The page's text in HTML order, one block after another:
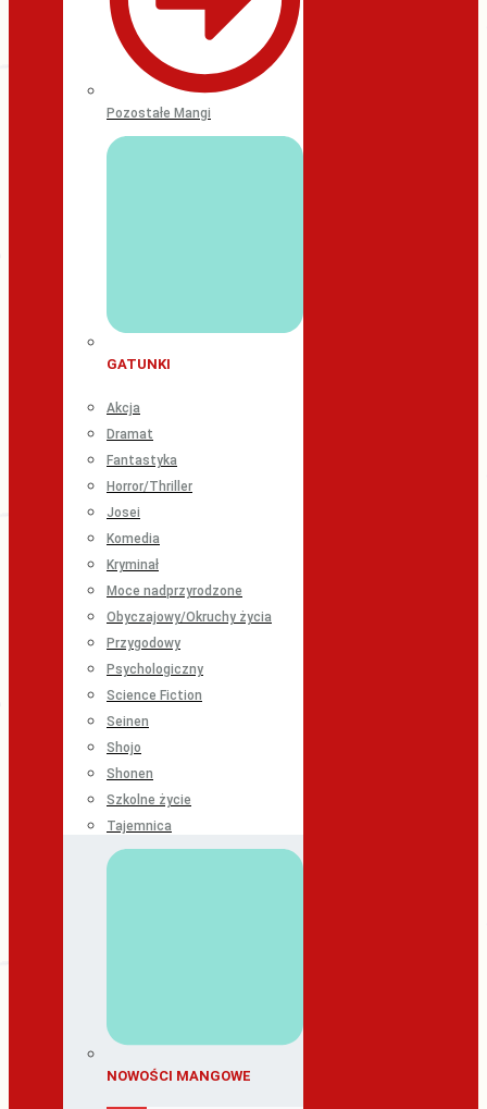
Pozostałe Mangi
GATUNKI
Akcja
Dramat
Fantastyka
Horror/Thriller
Josei
Komedia
Kryminał
Moce nadprzyrodzone
Obyczajowy/Okruchy życia
Przygodowy
Psychologiczny
Science Fiction
Seinen
Shojo
Shonen
Szkolne życie
Tajemnica
NOWOŚCI MANGOWE